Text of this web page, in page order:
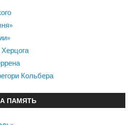
Кольбера
ПАМЯТЬ